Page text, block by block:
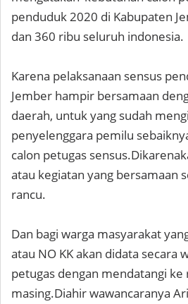
penduduk 2020 di Kabupaten
dan 360 ribu seluruh indonesia.
Karena pelaksanaan sensus
Jember hampir bersamaan
daerah, untuk yang sudah
penyelenggara pemilu
calon petugas
atau kegiatan yang bersamaan
rancu.
Dan bagi warga masyarakat
atau NO KK akan didata secara
petugas dengan mendatangi
masing.Diahir wawancaranya